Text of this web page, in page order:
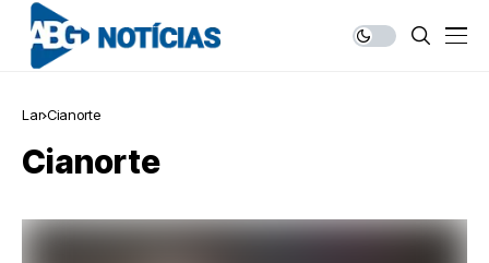
Lar Cianorte
Cianorte